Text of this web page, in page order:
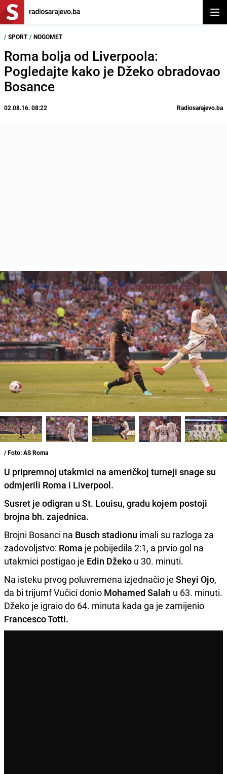
/ SPORT / NOGOMET
Roma bolja od Liverpoola:
Pogledajte kako je Džeko obradovao
Bosance
02.08.16. 08:22 Radiosarajevo.ba
/ Foto: AS Roma
U pripremnoj utakmici na američkoj turneji snage su
odmjerili Roma i Liverpool.
Susret je odigran u St. Louisu, gradu kojem postoji
brojna bh. zajednica.
Brojni Bosanci na Busch stadionu imali su razloga za
zadovoljstvo: Roma je pobijedila 2:1, a prvio gol na
utakmici postigao je Edin Džeko u 30. minuti.
Na isteku prvog poluvremena izjednačio je Sheyi Ojo,
da bi trijumf Vučici donio Mohamed Salah u 63. minuti.
Džeko je igraio do 64. minuta kada ga je zamijenio
Francesco Totti.